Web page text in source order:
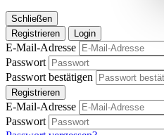
Schließen
Registrieren
Login
E-Mail-Adresse
Passwort
Passwort bestätigen
Registrieren
E-Mail-Adresse
Passwort